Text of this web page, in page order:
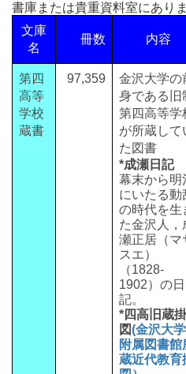
書庫または貴重資料室にあり
文庫
名
冊数 内容
第四
高等
学校
蔵書
97,359
金沢大学の
身である旧
第四高等学
が所蔵して
た図書
*成瀬日記
幕末から明
にいたる動
の時代を生
た金沢人，
瀬正居（マ
スエ）
（1828-
1902）の日
記。
*四高旧蔵掛
図(金沢大学
附属図書館
蔵近代教育